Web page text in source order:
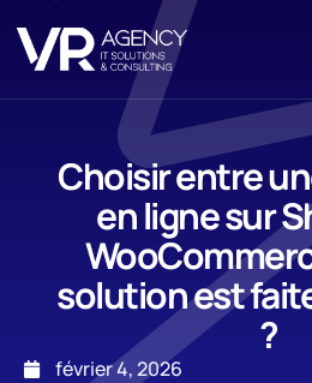
Choisir entre
en ligne sur
solution est
?
février 4, 2026